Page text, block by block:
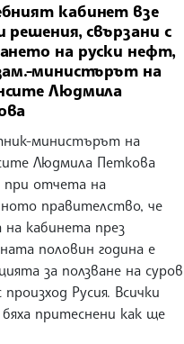
кабинет взе
решения, свързани с
на руски нефт,
министърът на
Людмила
министърът на
Людмила Петкова
при отчета на
правителство, че
на кабинета през
половин година е
за ползване на суров
Русия. Всички
притеснени как ще